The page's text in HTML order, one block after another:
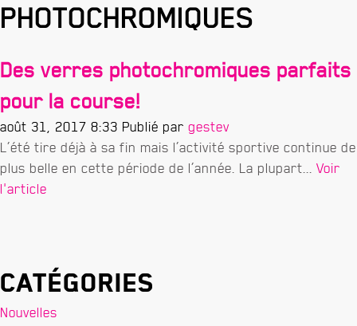
PAR HOKA
DÉFI DES ESCALIERS FIZZ
PHOTOCHROMIQUES
Des verres photochromiques parfaits
pour la course!
août 31, 2017 8:33 Publié par gestev
L’été tire déjà à sa fin mais l’activité sportive continue de
plus belle en cette période de l’année. La plupart... Voir
l'article
Catégories
Nouvelles